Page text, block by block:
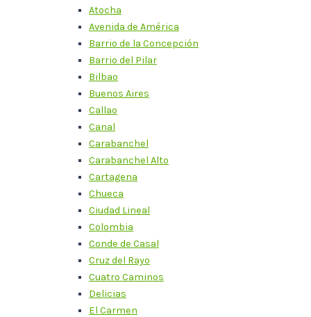
Atocha
Avenida de América
Barrio de la Concepción
Barrio del Pilar
Bilbao
Buenos Aires
Callao
Canal
Carabanchel
Carabanchel Alto
Cartagena
Chueca
Ciudad Lineal
Colombia
Conde de Casal
Cruz del Rayo
Cuatro Caminos
Delicias
El Carmen